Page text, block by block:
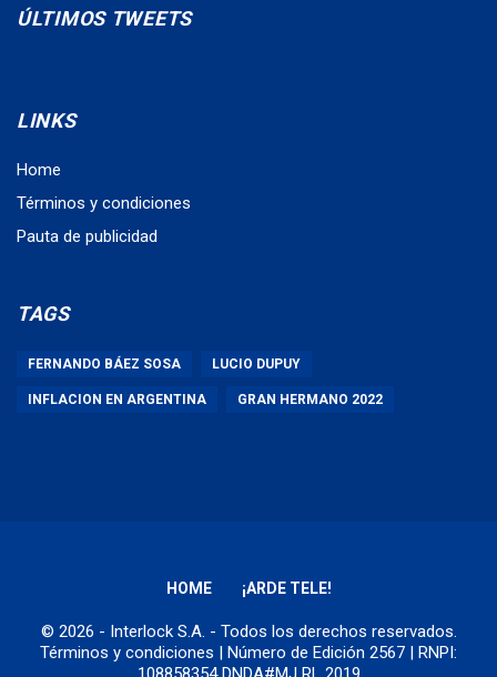
ÚLTIMOS TWEETS
LINKS
Home
Términos y condiciones
Pauta de publicidad
TAGS
FERNANDO BÁEZ SOSA LUCIO DUPUY
INFLACION EN ARGENTINA GRAN HERMANO 2022
HOME ¡ARDE TELE!
© 2026 - Interlock S.A. - Todos los derechos reservados.
Términos y condiciones | Número de Edición 2567 | RNPI: